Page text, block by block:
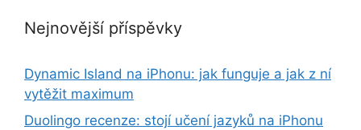
Nejnovější příspěvky
Dynamic Island na iPhonu: jak funguje a jak z ní
vytěžit maximum
Duolingo recenze: stojí učení jazyků na iPhonu